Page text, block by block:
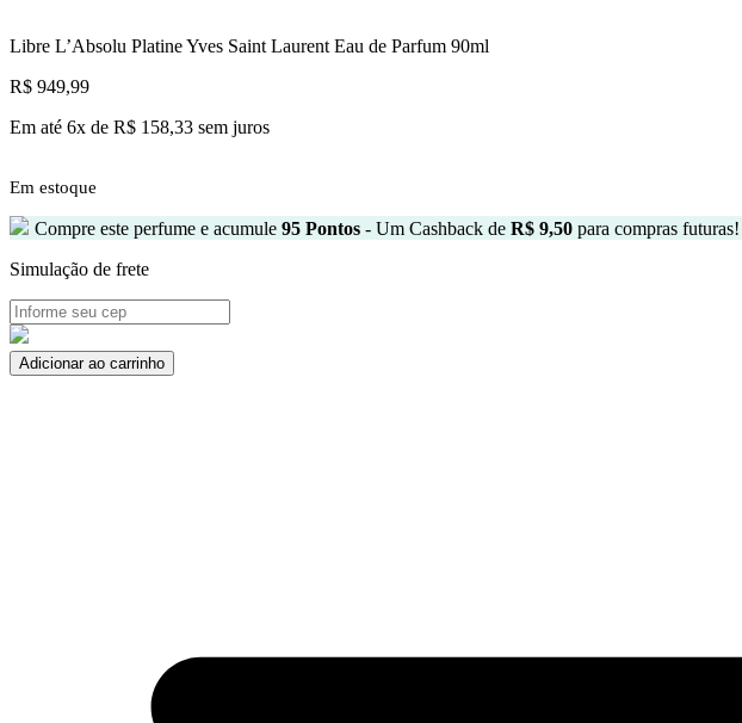
Libre L’Absolu Platine Yves Saint Laurent Eau de Parfum 90ml
R$ 949,99
Em até 6x de R$ 158,33 sem juros
Em estoque
Compre este perfume e acumule 95 Pontos - Um Cashback de R$ 9,50 para compras futuras!
Simulação de frete
Libre
L'Absolu
Adicionar ao carrinho